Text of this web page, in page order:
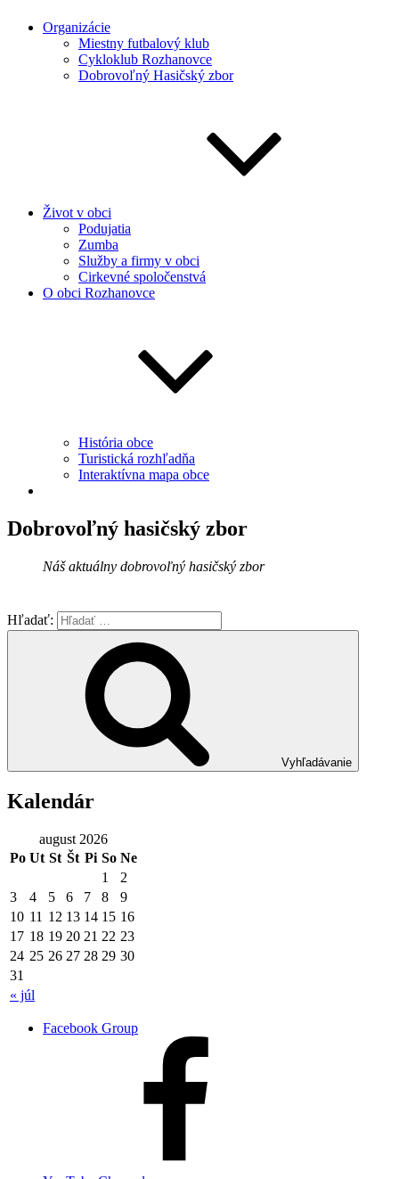
Organizácie
Miestny futbalový klub
Cykloklub Rozhanovce
Dobrovoľný Hasičský zbor
Život v obci
Podujatia
Zumba
Služby a firmy v obci
Cirkevné spoločenstvá
O obci Rozhanovce
História obce
Turistická rozhľadňa
Interaktívna mapa obce
Dobrovoľný hasičský zbor
Náš aktuálny dobrovoľný hasičský zbor
Hľadať:
Vyhľadávanie
Kalendár
august 2026
Po Ut St Št Pi So Ne
« júl
1
2
3
4 5 6 7 8
9
10 11 12 13 14 15 16
17 18 19 20 21 22 23
24 25 26 27 28 29 30
31
Facebook Group